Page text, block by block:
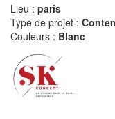
Lieu : paris
Type de projet :
Couleurs : Blanc